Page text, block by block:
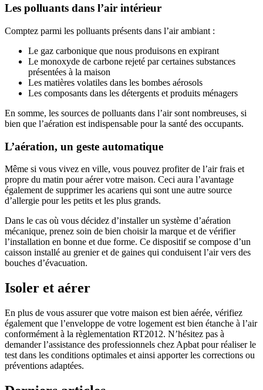
Les polluants dans l’air intérieur
Comptez parmi les polluants présents dans l’air ambiant :
Le gaz carbonique que nous produisons en expirant
Le monoxyde de carbone rejeté par certaines substances
présentées à la maison
Les matières volatiles dans les bombes aérosols
Les composants dans les détergents et produits ménagers
En somme, les sources de polluants dans l’air sont nombreuses, si
bien que l’aération est indispensable pour la santé des occupants.
L’aération, un geste automatique
Même si vous vivez en ville, vous pouvez profiter de l’air frais et
propre du matin pour aérer votre maison. Ceci aura l’avantage
également de supprimer les acariens qui sont une autre source
d’allergie pour les petits et les plus grands.
Dans le cas où vous décidez d’installer un système d’aération
mécanique, prenez soin de bien choisir la marque et de vérifier
l’installation en bonne et due forme. Ce dispositif se compose d’un
caisson installé au grenier et de gaines qui conduisent l’air vers des
bouches d’évacuation.
Isoler et aérer
En plus de vous assurer que votre maison est bien aérée, vérifiez
également que l’enveloppe de votre logement est bien étanche à l’air
conformément à la règlementation RT2012. N’hésitez pas à
demander l’assistance des professionnels chez Apbat pour réaliser le
test dans les conditions optimales et ainsi apporter les corrections ou
préventions adaptées.